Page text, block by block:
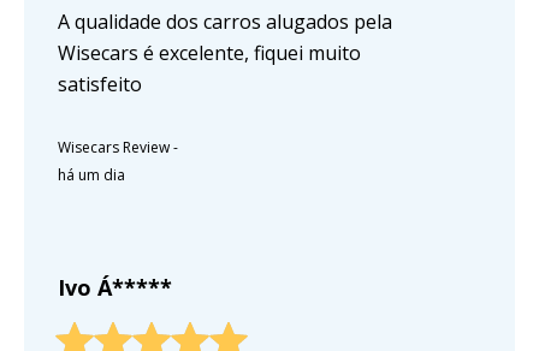
A qualidade dos carros alugados pela
Wisecars é excelente, fiquei muito
satisfeito
Wisecars Review-
há um dia
Ivo Á*****